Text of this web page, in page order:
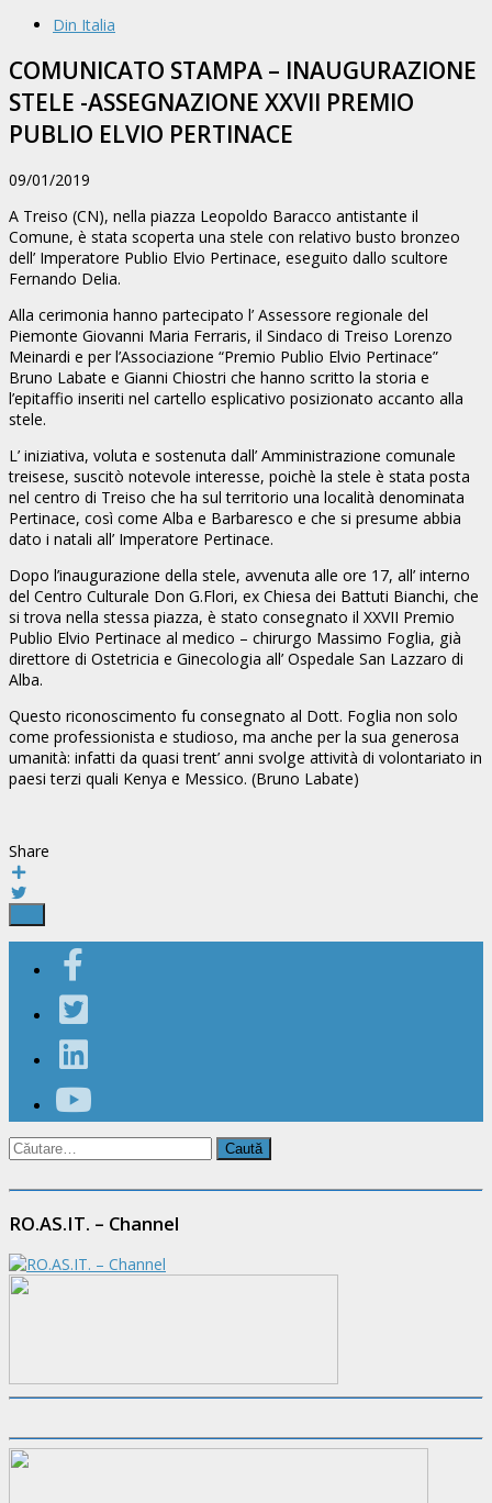
Din Italia
COMUNICATO STAMPA – INAUGURAZIONE
STELE -ASSEGNAZIONE XXVII PREMIO
PUBLIO ELVIO PERTINACE
09/01/2019
A Treiso (CN), nella piazza Leopoldo Baracco antistante il
Comune, è stata scoperta una stele con relativo busto bronzeo
dell’ Imperatore Publio Elvio Pertinace, eseguito dallo scultore
Fernando Delia.
Alla cerimonia hanno partecipato l’ Assessore regionale del
Piemonte Giovanni Maria Ferraris, il Sindaco di Treiso Lorenzo
Meinardi e per l’Associazione “Premio Publio Elvio Pertinace”
Bruno Labate e Gianni Chiostri che hanno scritto la storia e
l’epitaffio inseriti nel cartello esplicativo posizionato accanto alla
stele.
L’ iniziativa, voluta e sostenuta dall’ Amministrazione comunale
treisese, suscitò notevole interesse, poichè la stele è stata posta
nel centro di Treiso che ha sul territorio una località denominata
Pertinace, così come Alba e Barbaresco e che si presume abbia
dato i natali all’ Imperatore Pertinace.
Dopo l’inaugurazione della stele, avvenuta alle ore 17, all’ interno
del Centro Culturale Don G.Flori, ex Chiesa dei Battuti Bianchi, che
si trova nella stessa piazza, è stato consegnato il XXVII Premio
Publio Elvio Pertinace al medico – chirurgo Massimo Foglia, già
direttore di Ostetricia e Ginecologia all’ Ospedale San Lazzaro di
Alba.
Questo riconoscimento fu consegnato al Dott. Foglia non solo
come professionista e studioso, ma anche per la sua generosa
umanità: infatti da quasi trent’ anni svolge attività di volontariato in
paesi terzi quali Kenya e Messico. (Bruno Labate)
Share
Caută
RO.AS.IT. – Channel